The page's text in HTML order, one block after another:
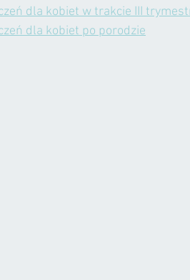
dla kobiet w trakcie III
dla kobiet po porodzie